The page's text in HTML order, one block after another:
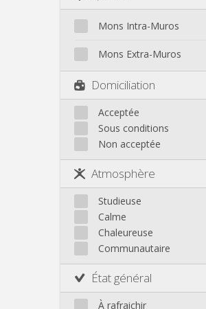
Mons Intra-Muros
Mons Intra-Muros
Mons Extra-Muros
Domiciliation
Acceptée
Sous conditions
Non acceptée
Atmosphère
Studieuse
Calme
Chaleureuse
Communautaire
État général
À rafraichir